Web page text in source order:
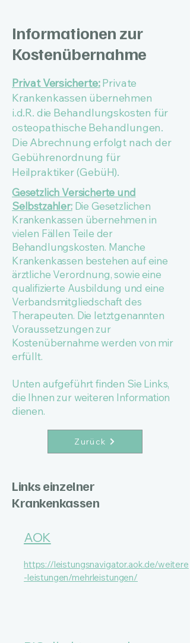
Informationen zur
Kostenübernahme
Privat Versicherte:Private
Krankenkassen übernehmen
i.d.R. die Behandlungskosten für
osteopathische Behandlungen.
Die Abrechnung erfolgt nach der
Gebührenordnung für
Heilpraktiker (GebüH).
Gesetzlich Versicherte und
Selbstzahler:Die Gesetzlichen
Krankenkassen übernehmen in
vielen Fällen Teile der
Behandlungskosten. Manche
Krankenkassen bestehen auf eine
ärztliche Verordnung, sowie eine
qualifizierte Ausbildung und eine
Verbandsmitgliedschaft des
Therapeuten. Die letztgenannten
Voraussetzungen zur
Kostenübernahme werden von mir
erfüllt.
Unten aufgeführt finden Sie Links,
die Ihnen zur weiteren Information
dienen.
Zurück
Links einzelner
Krankenkassen
AOK
https://leistungsnavigator.aok.de/weitere
-leistungen/mehrleistungen/